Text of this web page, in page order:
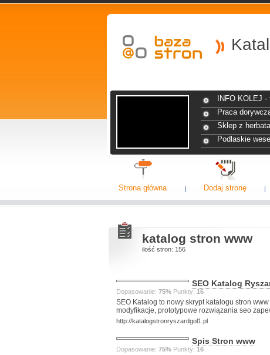
INFO KOLEJ
Praca
Sklep z
Podlaskie
Strona główna Dodaj stronę
katalog stron www
ilość stron: 156
SEO Katalog
Dopasowanie: 75% Punkty: 16
SEO Katalog to nowy skrypt katalogu stron
modyfikacje, prototypowe rozwiązania seo
http://katalogstronryszardgol1.pl
Spis Stron www
Dopasowanie: 75% Punkty: 16